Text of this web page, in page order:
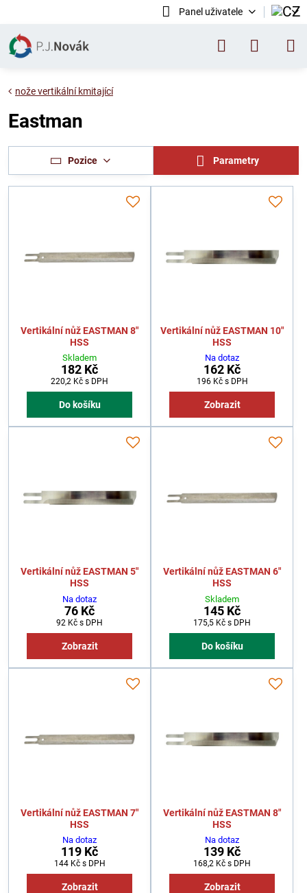
Panel uživatele
nože vertikální kmitající
Eastman
Pozice Parametry
Vertikální nůž EASTMAN 8"
HSS
Skladem
182 Kč
220,2 Kč s DPH
Do košíku
Vertikální nůž EASTMAN 10"
HSS
Na dotaz
162 Kč
196 Kč s DPH
Zobrazit
Vertikální nůž EASTMAN 5"
HSS
Na dotaz
76 Kč
92 Kč s DPH
Zobrazit
Vertikální nůž EASTMAN 6"
HSS
Skladem
145 Kč
175,5 Kč s DPH
Do košíku
Vertikální nůž EASTMAN 7"
HSS
Na dotaz
119 Kč
144 Kč s DPH
Zobrazit
Vertikální nůž EASTMAN 8"
HSS
Na dotaz
139 Kč
168,2 Kč s DPH
Zobrazit